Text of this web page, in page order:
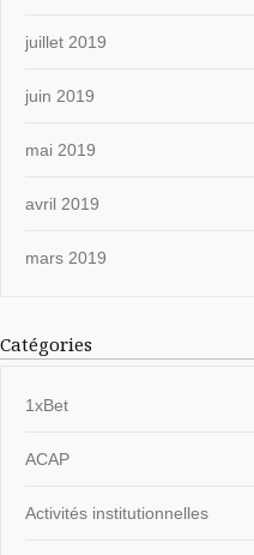
juillet 2019
juin 2019
mai 2019
avril 2019
mars 2019
Catégories
1xBet
ACAP
Activités institutionnelles